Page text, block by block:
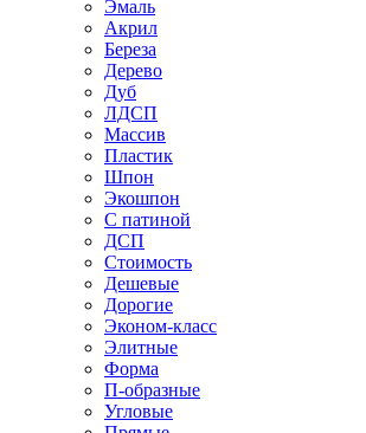
Эмаль
Акрил
Береза
Дерево
Дуб
ЛДСП
Массив
Пластик
Шпон
Экошпон
С патиной
ДСП
Стоимость
Дешевые
Дорогие
Эконом-класс
Элитные
Форма
П-образные
Угловые